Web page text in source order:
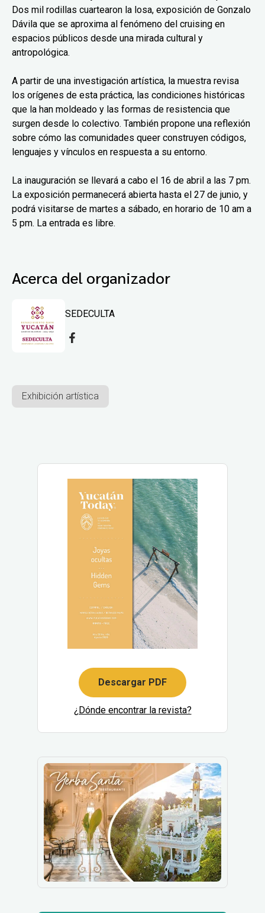
Dos mil rodillas cuartearon la losa, exposición de Gonzalo
Dávila que se aproxima al fenómeno del cruising en
espacios públicos desde una mirada cultural y
antropológica.
A partir de una investigación artística, la muestra revisa
los orígenes de esta práctica, las condiciones históricas
que la han moldeado y las formas de resistencia que
surgen desde lo colectivo. También propone una reflexión
sobre cómo las comunidades queer construyen códigos,
lenguajes y vínculos en respuesta a su entorno.
La inauguración se llevará a cabo el 16 de abril a las 7 pm.
La exposición permanecerá abierta hasta el 27 de junio, y
podrá visitarse de martes a sábado, en horario de 10 am a
5 pm. La entrada es libre.
Acerca del organizador
SEDECULTA
Exhibición artística
Descargar PDF
¿Dónde encontrar la revista?